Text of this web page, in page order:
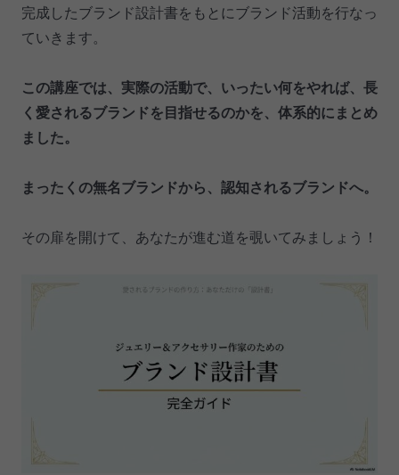
完成したブランド設計書をもとにブランド活動を行なっ
ていきます。
この講座では、実際の活動で、いったい何をやれば、長
く愛されるブランドを目指せるのかを、体系的にまとめ
ました。
まったくの無名ブランドから、認知されるブランドへ。
その扉を開けて、あなたが進む道を覗いてみましょう！